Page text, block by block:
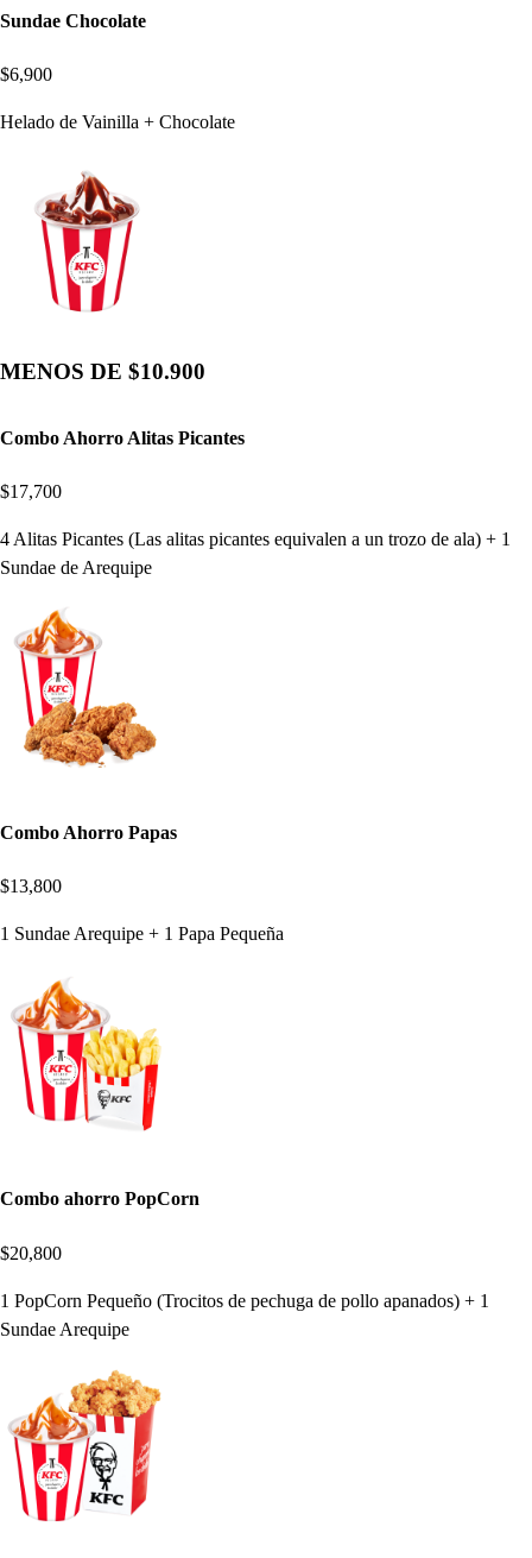
Sundae Chocolate
$6,900
Helado de Vainilla + Chocolate
MENOS DE $10.900
Combo Ahorro Alitas Picantes
$17,700
4 Alitas Picantes (Las alitas picantes equivalen a un trozo de ala) + 1
Sundae de Arequipe
Combo Ahorro Papas
$13,800
1 Sundae Arequipe + 1 Papa Pequeña
Combo ahorro PopCorn
$20,800
1 PopCorn Pequeño (Trocitos de pechuga de pollo apanados) + 1
Sundae Arequipe